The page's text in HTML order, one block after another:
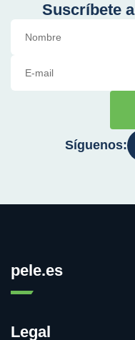
Suscríbete
Síguenos:
pele.es
Legal